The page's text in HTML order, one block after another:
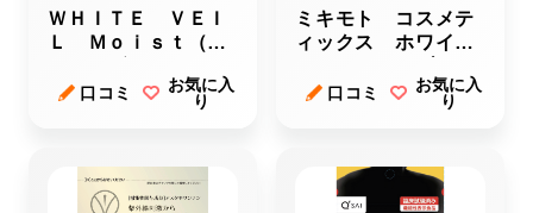
ＷＨＩＴＥ ＶＥＩ
Ｌ Ｍｏｉｓｔ（ホ
イスト）
口コミ
お気に入
り
ミキモト コスメテ
ィックス ホワイ
ク
口コミ
お気に入
り